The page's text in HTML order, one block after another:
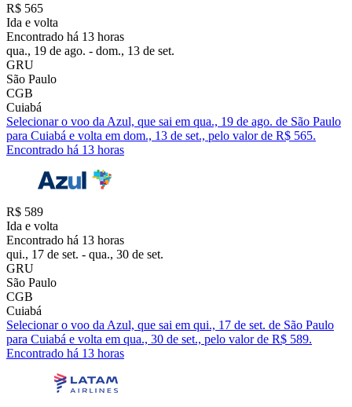
R$ 565
Ida e volta
Encontrado há 13 horas
qua., 19 de ago. - dom., 13 de set.
GRU
São Paulo
CGB
Cuiabá
Selecionar o voo da Azul, que sai em qua., 19 de ago. de São Paulo
para Cuiabá e volta em dom., 13 de set., pelo valor de R$ 565.
Encontrado há 13 horas
R$ 589
Ida e volta
Encontrado há 13 horas
qui., 17 de set. - qua., 30 de set.
GRU
São Paulo
CGB
Cuiabá
Selecionar o voo da Azul, que sai em qui., 17 de set. de São Paulo
para Cuiabá e volta em qua., 30 de set., pelo valor de R$ 589.
Encontrado há 13 horas